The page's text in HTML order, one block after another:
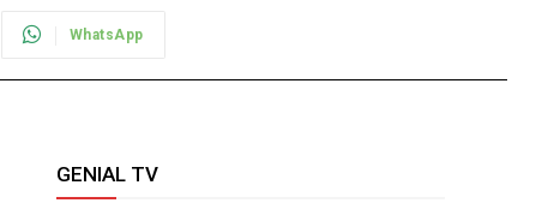
WhatsApp
GENIAL TV